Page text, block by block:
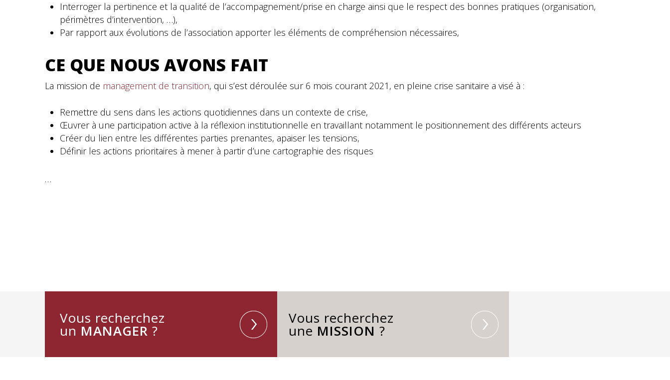
Interroger la pertinence et la qualité de l’accompagnement/prise en charge ainsi que le respect des bonnes pratiques (organisation,
périmètres d’intervention, …),
Par rapport aux évolutions de l’association apporter les éléments de compréhension nécessaires,
CE QUE NOUS AVONS FAIT
La mission de management de transition, qui s’est déroulée sur 6 mois courant 2021, en pleine crise sanitaire a visé à :
Remettre du sens dans les actions quotidiennes dans un contexte de crise,
Œuvrer à une participation active à la réflexion institutionnelle en travaillant notamment le positionnement des différents acteurs
Créer du lien entre les différentes parties prenantes, apaiser les tensions,
Définir les actions prioritaires à mener à partir d’une cartographie des risques
…
Vous recherchez
un MANAGER ?
Vous recherchez
une MISSION ?